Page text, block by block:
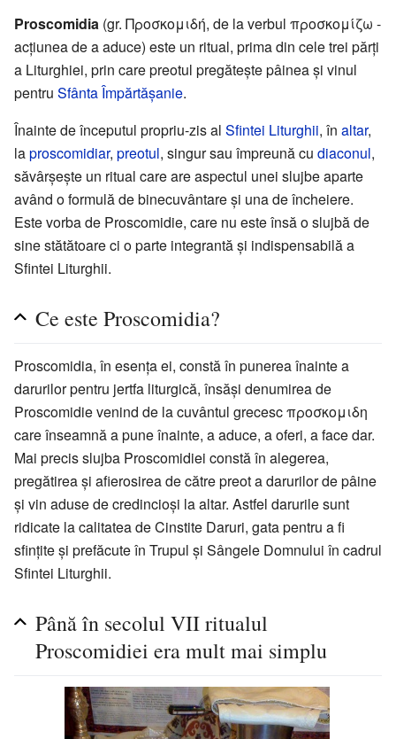
Proscomidia (gr. Προσκομιδή, de la verbul προσκομίζω -
acțiunea de a aduce) este un ritual, prima din cele trei părți
a Liturghiei, prin care preotul pregăteşte pâinea şi vinul
pentru Sfânta Împărtăşanie.
Înainte de începutul propriu-zis al Sfintei Liturghii, în altar,
laproscomidiar, preotul, singur sau împreună cu diaconul,
săvârşeşte un ritual care are aspectul unei slujbe aparte
având o formulă de binecuvântare şi una de încheiere.
Este vorba de Proscomidie, care nu este însă o slujbă de
sine stătătoare ci o parte integrantă şi indispensabilă a
Sfintei Liturghii.
Ce este Proscomidia?
Proscomidia, în esenţa ei, constă în punerea înainte a
darurilor pentru jertfa liturgică, însăşi denumirea de
Proscomidie venind de la cuvântul grecesc προσκομιδη
care înseamnă a pune înainte, a aduce, a oferi, a face dar.
Mai precis slujba Proscomidiei constă în alegerea,
pregătirea şi afierosirea de către preot a darurilor de pâine
şi vin aduse de credincioşi la altar. Astfel darurile sunt
ridicate la calitatea de Cinstite Daruri, gata pentru a fi
sfinţite şi prefăcute în Trupul şi Sângele Domnului în cadrul
Sfintei Liturghii.
Până în secolul VII ritualul
Proscomidiei era mult mai simplu